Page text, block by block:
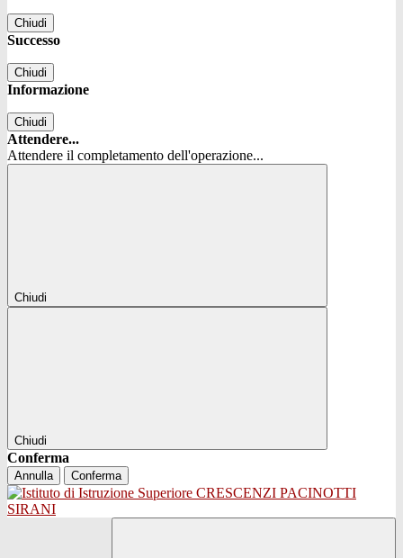
Chiudi
Successo
Chiudi
Informazione
Chiudi
Attendere...
Attendere il completamento dell'operazione...
Chiudi
Chiudi
Conferma
Annulla Conferma